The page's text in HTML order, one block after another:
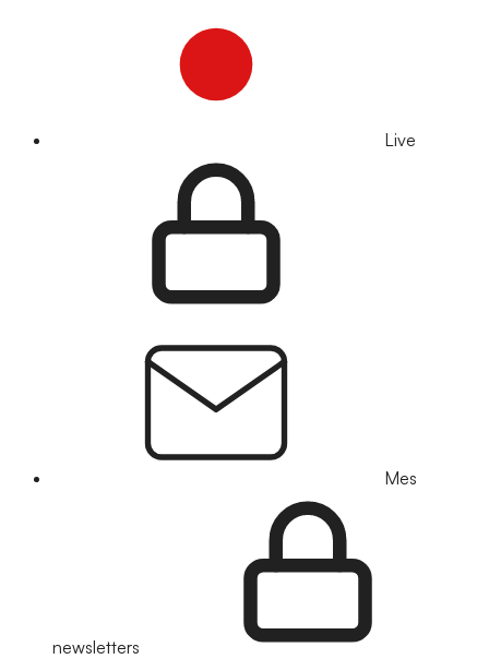
Live
Mes
newsletters